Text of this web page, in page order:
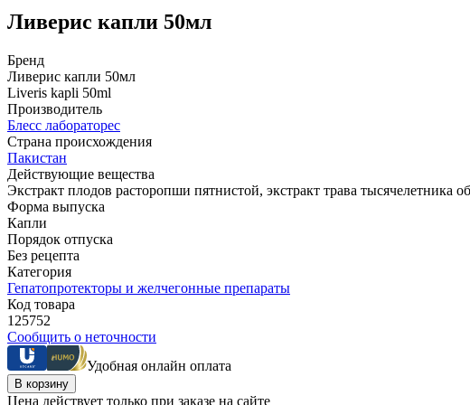
Ливерис капли 50мл
Бренд
Ливерис капли 50мл
Liveris kapli 50ml
Производитель
Блесс лабораторес
Страна происхождения
Пакистан
Действующие вещества
Экстракт плодов расторопши пятнистой, экстракт трава тысячелетника
Форма выпуска
Капли
Порядок отпуска
Без рецепта
Категория
Гепатопротекторы и желчегонные препараты
Код товара
125752
Сообщить о неточности
Удобная онлайн оплата
В корзину
Цена действует только при заказе на сайте